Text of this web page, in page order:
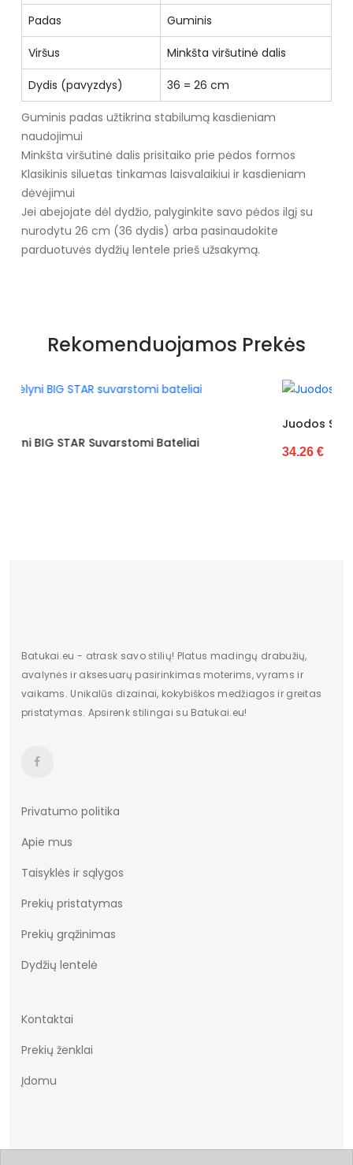
Padas Guminis
Viršus Minkšta viršutinė dalis
Dydis (pavyzdys) 36 = 26 cm
Guminis padas užtikrina stabilumą kasdieniam
naudojimui
Minkšta viršutinė dalis prisitaiko prie pėdos formos
Klasikinis siluetas tinkamas laisvalaikiui ir kasdieniam
dėvėjimui
Jei abejojate dėl dydžio, palyginkite savo pėdos ilgį su
nurodytu 26 cm (36 dydis) arba pasinaudokite
parduotuvės dydžių lentele prieš užsakymą.
Siūlome rinktis tokį dydį, kokį
Išorinė medžiaga Tekstilė
padas
Valdiklis -
Būklė Nauja
Rekomenduojamos Prekės
Juodos Spalvos BIG STAR Espadrilės
Batukai.eu - atrask savo stilių! Platus madingų drabužių,
avalynės ir aksesuarų pasirinkimas moterims, vyrams ir
vaikams. Unikalūs dizainai, kokybiškos medžiagos ir greitas
pristatymas. Apsirenk stilingai su Batukai.eu!
Privatumo politika
Apie mus
Taisyklės ir sąlygos
Prekių pristatymas
Prekių grąžinimas
Dydžių lentelė
Kontaktai
Prekių ženklai
Įdomu